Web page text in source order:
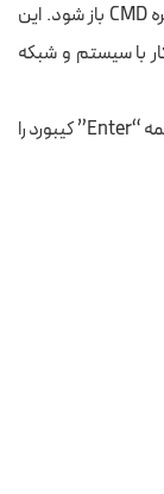
روی “Command Prompt” کلیک کنید تا پنجره CMD باز شود. این
با سیستم و شبکه
“Enter” کیبورد
را